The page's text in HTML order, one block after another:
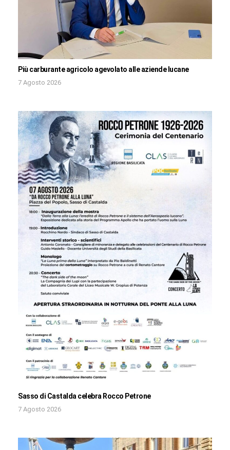
Più carburante agricolo agevolato alle aziende lucane
7 Agosto 2026
Sasso di Castalda celebra Rocco Petrone
7 Agosto 2026